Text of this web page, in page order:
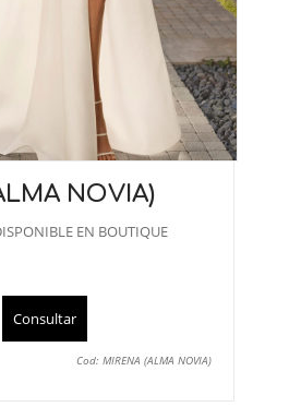
NOVIA)
EN BOUTIQUE
Consultar
Cod: MIRENA (ALMA NOVIA)